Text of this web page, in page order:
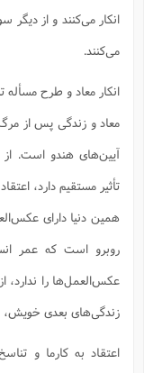
انکار می‌کنند و از
می‌کنند.
انکار معاد و طرح
معاد و زندگی پس از
آیین‌های هندو است. از
تأثیر مستقیم دارد،
همین دنیا دارای
روبرو است که عمر
عکس‌العمل‌ها را ندارد،
زندگی‌های بعدی خویش،
اعتقاد به کارما و